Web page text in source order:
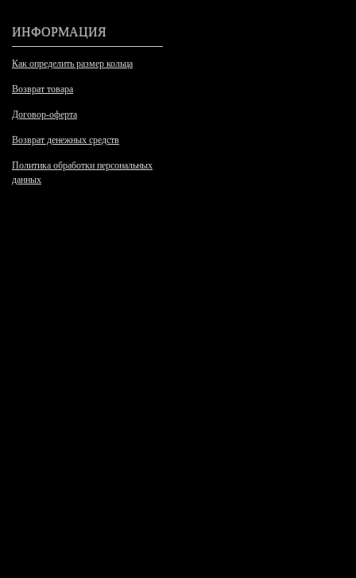
ИНФОРМАЦИЯ
Как определить размер кольца
Возврат товара
Договор-оферта
Возврат денежных средств
Политика обработки персональных
данных